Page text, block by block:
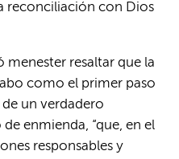
reconciliación con Dios
menester resaltar que la
como el primer paso
un verdadero
enmienda, “que, en el
responsables y